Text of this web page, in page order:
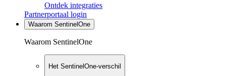
Ontdek integraties
Partnerportaal login
Waarom SentinelOne
Waarom SentinelOne
Het SentinelOne-verschil